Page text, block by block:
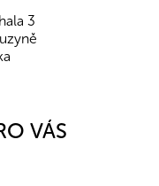
3
VÁS